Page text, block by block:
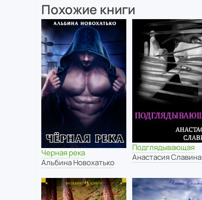
Похожие книги
Черная река
Альбина Новохатько
Подглядывающая
Анастасия Славина